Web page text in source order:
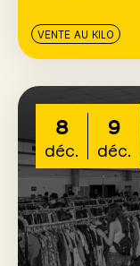
VENTE AU KILO
8
déc.
9
déc.